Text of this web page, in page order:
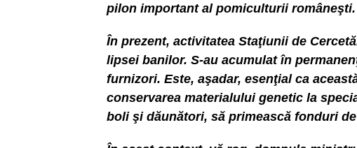
pilon important al pomiculturii româneşti.
În prezent, activitatea Staţiunii de
lipsei banilor. S-au acumulat în
furnizori. Este, aşadar, esenţial ca
conservarea materialului genetic la
boli şi dăunători, să primească fonduri